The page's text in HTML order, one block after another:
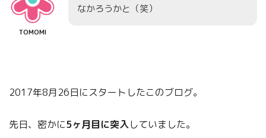
TOMOMI
なかろうかと（笑）
2017年8月26日にスタートしたこのブログ。
先日、密かに5ヶ月目に突入していました。